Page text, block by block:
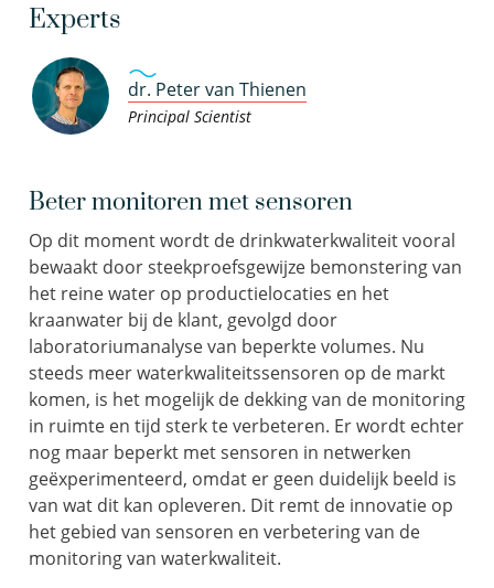
Experts
dr. Peter van Thienen
Principal Scientist
Beter monitoren met sensoren
Op dit moment wordt de drinkwaterkwaliteit vooral
bewaakt door steekproefsgewijze bemonstering van
het reine water op productielocaties en het
kraanwater bij de klant, gevolgd door
laboratoriumanalyse van beperkte volumes. Nu
steeds meer waterkwaliteitssensoren op de markt
komen, is het mogelijk de dekking van de monitoring
in ruimte en tijd sterk te verbeteren. Er wordt echter
nog maar beperkt met sensoren in netwerken
geëxperimenteerd, omdat er geen duidelijk beeld is
van wat dit kan opleveren. Dit remt de innovatie op
het gebied van sensoren en verbetering van de
monitoring van waterkwaliteit.